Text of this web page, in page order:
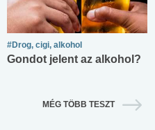
#Drog, cigi, alkohol
Gondot jelent az alkohol?
MÉG TÖBB TESZT